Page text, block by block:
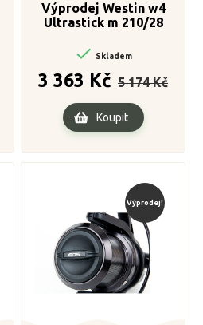
Výprodej Westin w4
Ultrastick m 210/28
 Skladem
3 363 Kč
cena
5 174 Kč
Koupit
Výprodej!